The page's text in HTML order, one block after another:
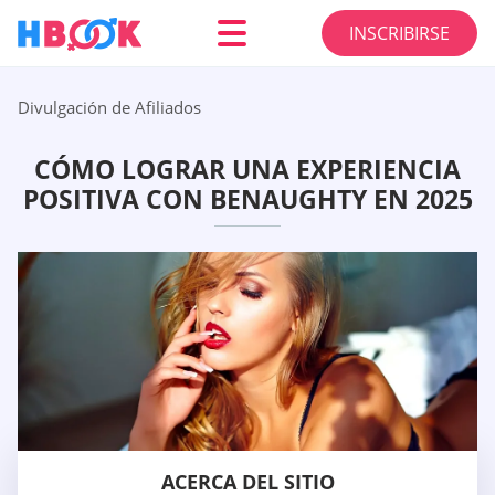
INSCRIBIRSE
Divulgación de Afiliados
CÓMO LOGRAR UNA EXPERIENCIA
POSITIVA CON BENAUGHTY EN 2025
ACERCA DEL SITIO